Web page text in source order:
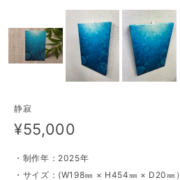
静寂
¥55,000
・制作年：2025年
・サイズ：(W198㎜ × H454㎜ × D20㎜）